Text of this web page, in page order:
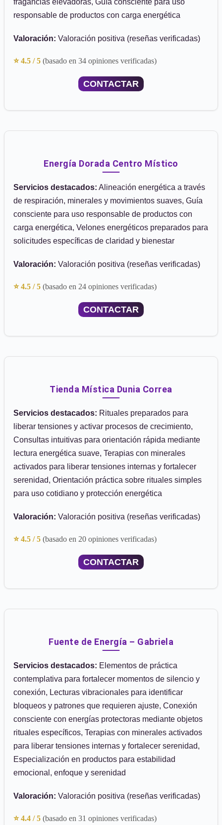
fragancias elevadoras, Guía consciente para uso
responsable de productos con carga energética
Valoración: Valoración positiva (reseñas verificadas)
⭐ 4.5 / 5 (basado en 34 opiniones verificadas)
CONTACTAR
Energía Dorada Centro Místico
Servicios destacados: Alineación energética a través
de respiración, minerales y movimientos suaves, Guía
consciente para uso responsable de productos con
carga energética, Velones energéticos preparados para
solicitudes específicas de claridad y bienestar
Valoración: Valoración positiva (reseñas verificadas)
⭐ 4.5 / 5 (basado en 24 opiniones verificadas)
CONTACTAR
Tienda Mística Dunia Correa
Servicios destacados: Rituales preparados para
liberar tensiones y activar procesos de crecimiento,
Consultas intuitivas para orientación rápida mediante
lectura energética suave, Terapias con minerales
activados para liberar tensiones internas y fortalecer
serenidad, Orientación práctica sobre rituales simples
para uso cotidiano y protección energética
Valoración: Valoración positiva (reseñas verificadas)
⭐ 4.5 / 5 (basado en 20 opiniones verificadas)
CONTACTAR
Fuente de Energía – Gabriela
Servicios destacados: Elementos de práctica
contemplativa para fortalecer momentos de silencio y
conexión, Lecturas vibracionales para identificar
bloqueos y patrones que requieren ajuste, Conexión
consciente con energías protectoras mediante objetos
rituales específicos, Terapias con minerales activados
para liberar tensiones internas y fortalecer serenidad,
Especialización en productos para estabilidad
emocional, enfoque y serenidad
Valoración: Valoración positiva (reseñas verificadas)
⭐ 4.4 / 5 (basado en 31 opiniones verificadas)